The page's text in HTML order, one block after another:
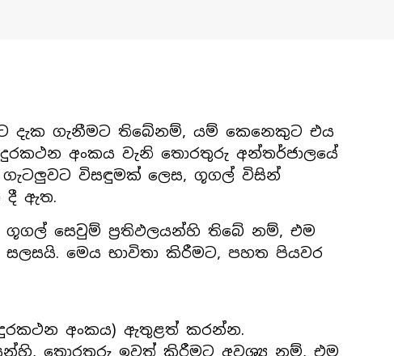
දැක ගැනීමට තිබේනම්, යම් කෙනෙකුට එය
අංකය වැනි තොරතුරු අන්තර්ජාලයේ
විසඳුමක් ලෙස, ගූගල් විසින්
දී ඇත.
සෙවුම් ප්‍රතිඵලයන්හි තිබේ නම්, එම
මෙය භාවිතා කිරීමට, පහත පියවර
අංකය) ඇතුළත් කරන්න.
තොරතුරු ඉවත් කිරීමට අවශ්‍ය නම්, එම